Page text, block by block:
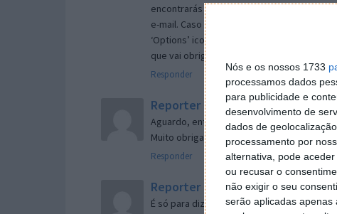
Nós e os nossos 1733
processamos dados
para publicidade e
desenvolvimento de
dados de
processamento por
alternativa, pode
ou recusar o
não exigir o seu
serão aplicadas apenas
encontrarás no separador geral a opção
e-mail. Caso não consigas chegar lá, vais
‘Options’ icon geral da então janela
que vai obrigar o Firefox a verificar se
Responder
Reporter 7 de Novembro de 2005 às 12:57
Aguardo, então, o e-mail, Vitor.
Muito obrigado.
Responder
Reporter 7 de Novembro de 2005 às 19:51
É só para dizer que ainda não me chegou